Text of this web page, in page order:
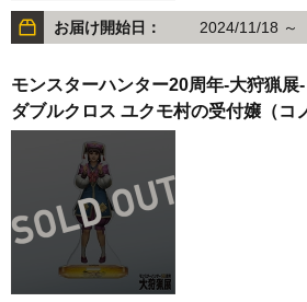
お届け開始日： 2024/11/18 ～
モンスターハンター20周年-大狩猟展
ダブルクロス ユクモ村の受付嬢（コ